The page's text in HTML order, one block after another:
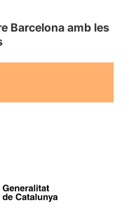
Barcelona amb les